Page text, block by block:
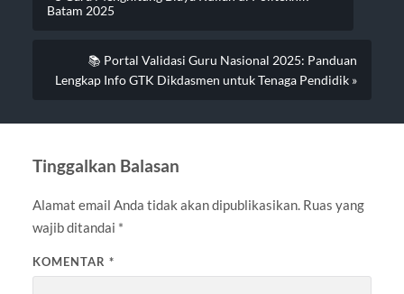
Batam 2025
📚 Portal Validasi Guru Nasional 2025: Panduan
Lengkap Info GTK Dikdasmen untuk Tenaga Pendidik »
Tinggalkan Balasan
Alamat email Anda tidak akan dipublikasikan. Ruas yang
wajib ditandai *
KOMENTAR *